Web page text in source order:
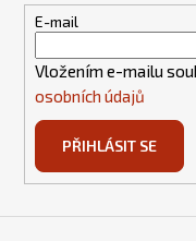
E-mail
Vložením e-mailu
osobních údajů
PŘIHLÁSIT SE